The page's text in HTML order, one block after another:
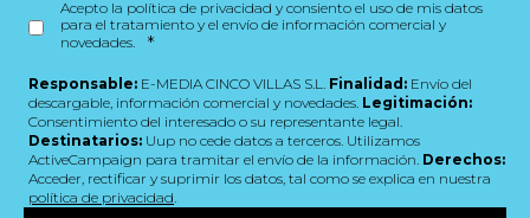
Acepto la política de privacidad y consiento el uso de mis datos
para el tratamiento y el envío de información comercial y
novedades.
*
Responsable: E-MEDIA CINCO VILLAS S.L. Finalidad: Envío del
descargable, información comercial y novedades. Legitimación:
Consentimiento del interesado o su representante legal.
Destinatarios: Uup no cede datos a terceros. Utilizamos
ActiveCampaign para tramitar el envío de la información. Derechos:
Acceder, rectificar y suprimir los datos, tal como se explica en nuestra
política de privacidad